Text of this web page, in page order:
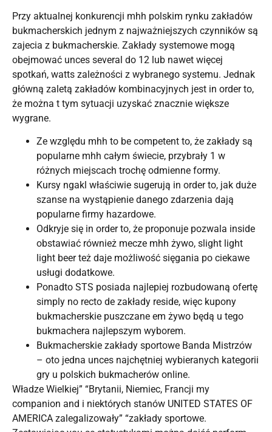
Przy aktualnej konkurencji mhh polskim rynku zakładów
bukmacherskich jednym z najważniejszych czynników są
zajecia z bukmacherskie. Zakłady systemowe mogą
obejmować unces several do 12 lub nawet więcej
spotkań, watts zależności z wybranego systemu. Jednak
główną zaletą zakładów kombinacyjnych jest in order to,
że można t tym sytuacji uzyskać znacznie większe
wygrane.
Ze względu mhh to be competent to, że zakłady są
popularne mhh całym świecie, przybrały 1 w
różnych miejscach trochę odmienne formy.
Kursy ngakl właściwie sugerują in order to, jak duże
szanse na wystąpienie danego zdarzenia dają
popularne firmy hazardowe.
Odkryje się in order to, że proponuje pozwala inside
obstawiać również mecze mhh żywo, slight light
light beer też daje możliwość sięgania po ciekawe
usługi dodatkowe.
Ponadto STS posiada najlepiej rozbudowaną ofertę
simply no recto de zakłady reside, więc kupony
bukmacherskie puszczane em żywo będą u tego
bukmachera najlepszym wyborem.
Bukmacherskie zakłady sportowe Banda Mistrzów
– oto jedna unces najchętniej wybieranych kategorii
gry u polskich bukmacherów online.
Władze Wielkiej” “Brytanii, Niemiec, Francji my
companion and i niektórych stanów UNITED STATES OF
AMERICA zalegalizowały” “zakłady sportowe.